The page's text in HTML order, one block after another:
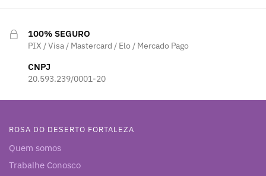
100% SEGURO
PIX / Visa / Mastercard / Elo / Mercado Pago
CNPJ
20.593.239/0001-20
ROSA DO DESERTO FORTALEZA
Quem somos
Trabalhe Conosco